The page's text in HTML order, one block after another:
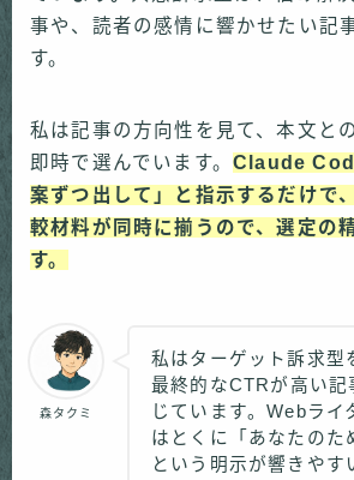
事や、読者の感情に響かせたい記
す。
私は記事の方向性を見て、本文と
即時で選んでいます。 Claude
案ずつ出して」と指示するだけで
較材料が同時に揃うので、選定の
す。
森タクミ
私はターゲット訴求型
最終的なCTRが高い記
じています。Webライ
はとくに「あなたのた
という明示が響きやす